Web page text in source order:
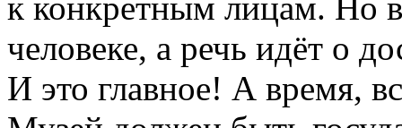
человеке, а речь идёт о
И это главное! А время,